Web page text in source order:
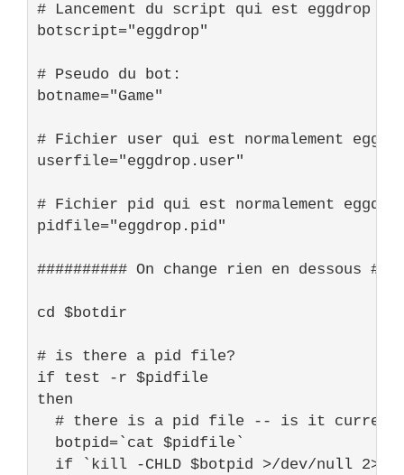
# Lancement du script qui est eggdrop
botscript="eggdrop"
# Pseudo du bot:
botname="Game"
# Fichier user qui est normalement
userfile="eggdrop.user"
# Fichier pid qui est normalement
pidfile="eggdrop.pid"
########## On change rien en dessous
cd $botdir
# is there a pid file?
if test -r $pidfile
then
# there is a pid file -- is it
  botpid=`cat
$pidfile `
if `kill -CHLD $botpid >/dev/null 2>&